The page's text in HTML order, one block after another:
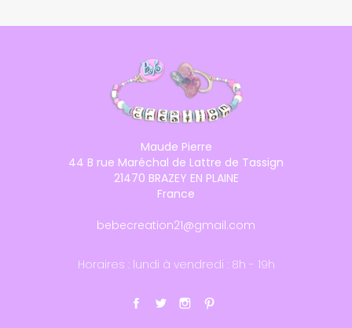
Maude Pierre
44 B rue Maréchal de Lattre de Tassign
21470 BRAZEY EN PLAINE
France
bebecreation21@gmail.com
Horaires : lundi à vendredi : 8h - 19h